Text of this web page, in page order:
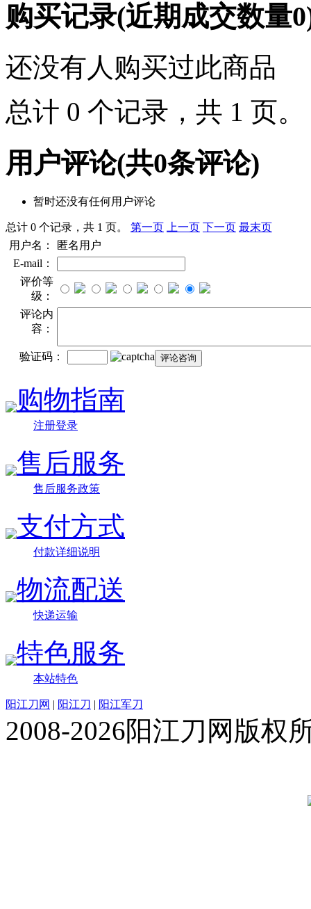
购买记录(近期成交数量0
还没有人购买过此商品
总计 0 个记录，共 1 页。
用户评论(共0条评论)
暂时还没有任何用户评论
总计 0 个记录，共 1 页。 第一页 上一页 下一页 最末页
用户名：
匿名用户
E-mail：
评价等
级：
评论内
容：
验证码：
购物指南
注册登录
售后服务
售后服务政策
支付方式
付款详细说明
物流配送
快递运输
特色服务
本站特色
阳江刀网 | 阳江刀 | 阳江军刀
2008-2026阳江刀网版权